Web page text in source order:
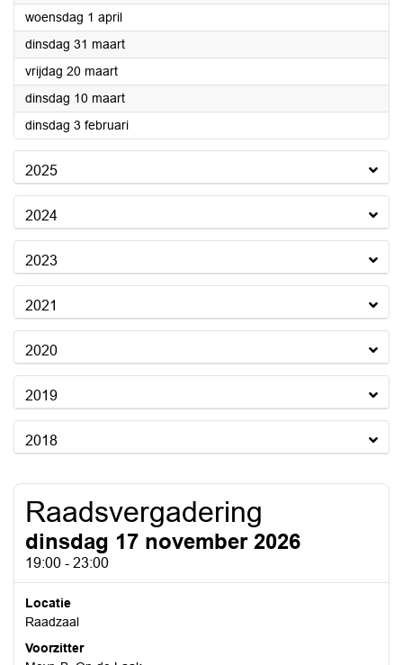
woensdag 1 april2026
dinsdag 31 maart2026
vrijdag 20 maart2026
dinsdag 10 maart2026
dinsdag 3 februari2026
2025
2024
2023
2021
2020
2019
2018
Raadsvergadering
dinsdag 17 november 2026
19:00 - 23:00
Locatie
Raadzaal
Voorzitter